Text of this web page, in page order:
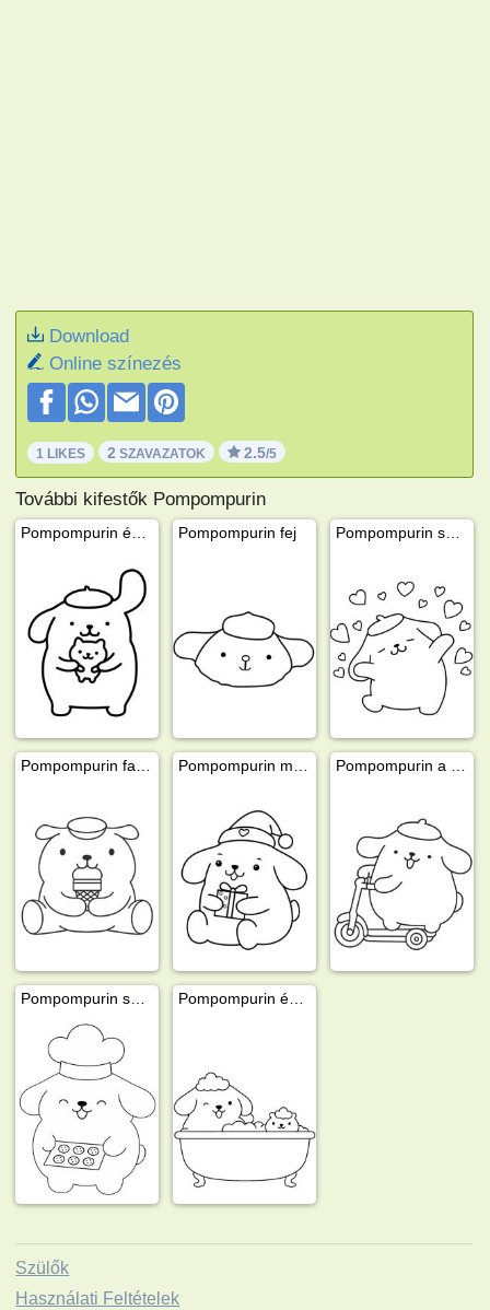
Download
Online színezés
1 LIKES 2 SZAVAZATOK 2.5/5
További kifestők Pompompurin
Pompompurin fej
Szülők
Használati Feltételek